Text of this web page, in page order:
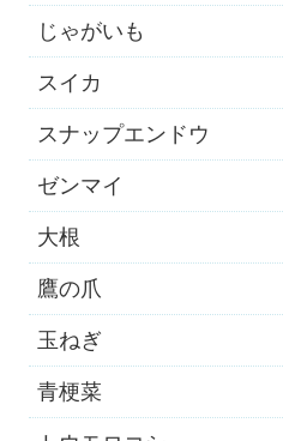
じゃがいも
スイカ
スナップエンドウ
ゼンマイ
大根
鷹の爪
玉ねぎ
青梗菜